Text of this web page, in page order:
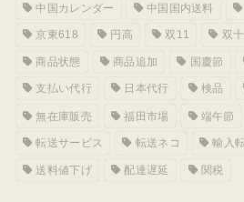
中国カレンダー 中国国内送料
京東618 円高 双11 双
商品状態 商品追加 国慶節
支払い代行 日本代行 検品
無在庫販売 福田市場 端午節
転送サービス 転送ネコ 輸入
送料値下げ 配達遅延 関税